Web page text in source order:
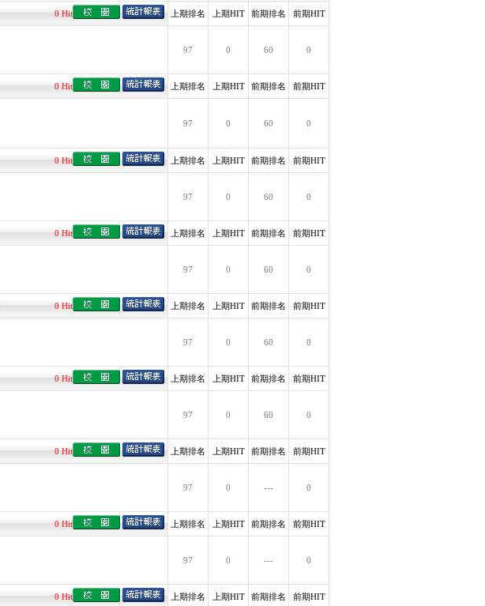
0 Hit 上期排名 上期HIT 前期排名 前期HIT
97 0 60 0
0 Hit 上期排名 上期HIT 前期排名 前期HIT
97 0 60 0
0 Hit 上期排名 上期HIT 前期排名 前期HIT
97 0 60 0
0 Hit 上期排名 上期HIT 前期排名 前期HIT
97 0 60 0
0 Hit 上期排名 上期HIT 前期排名 前期HIT
97 0 60 0
0 Hit 上期排名 上期HIT 前期排名 前期HIT
97 0 60 0
0 Hit 上期排名 上期HIT 前期排名 前期HIT
97 0 --- 0
0 Hit 上期排名 上期HIT 前期排名 前期HIT
97 0 --- 0
0 Hit 上期排名 上期HIT 前期排名 前期HIT